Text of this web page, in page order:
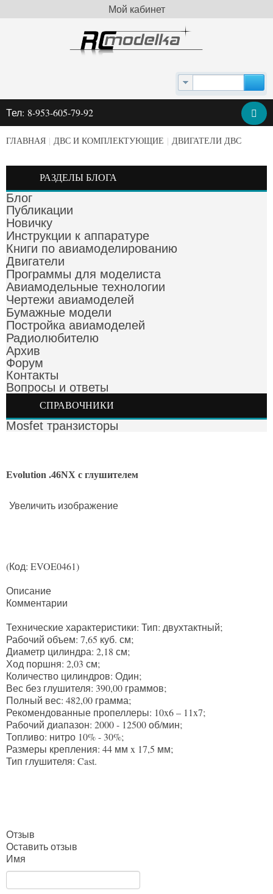
Мой кабинет
Тел: 8-953-605-79-92
ГЛАВНАЯ ДВС И КОМПЛЕКТУЮЩИЕ ДВИГАТЕЛИ ДВС
РАЗДЕЛЫ БЛОГА
Блог
Публикации
Новичку
Инструкции к аппаратуре
Книги по авиамоделированию
Двигатели
Программы для моделиста
Авиамодельные технологии
Чертежи авиамоделей
Бумажные модели
Постройка авиамоделей
Радиолюбителю
Архив
Форум
Контакты
Вопросы и ответы
СПРАВОЧНИКИ
Mosfet транзисторы
Evolution .46NX с глушителем
Увеличить изображение
(Код: EVOE0461)
Описание
Комментарии
Технические характеристики: Тип: двухтактный;
Рабочий объем: 7,65 куб. см;
Диаметр цилиндра: 2,18 см;
Ход поршня: 2,03 см;
Количество цилиндров: Один;
Вес без глушителя: 390,00 граммов;
Полный вес: 482,00 грамма;
Рекомендованные пропеллеры: 10x6 – 11x7;
Рабочий диапазон: 2000 - 12500 об/мин;
Топливо: нитро 10% - 30%;
Размеры крепления: 44 мм x 17,5 мм;
Тип глушителя: Cast.
Отзыв
Оставить отзыв
Имя